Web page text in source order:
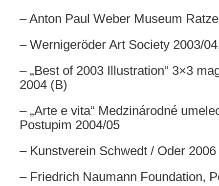
– Anton Paul Weber Museum
– Wernigeröder Art Society 2003/
– „Best of 2003 Illustration“ 3×3
2004 (B)
– „Arte e vita“ Medzinárodné
Postupim 2004/05
– Kunstverein Schwedt / Oder
– Friedrich Naumann Foundation,